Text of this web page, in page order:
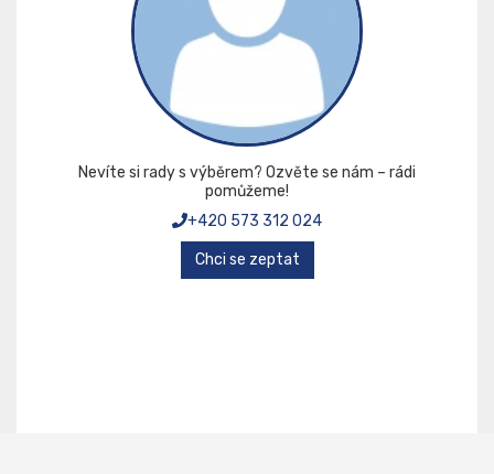
Nevíte si rady s výběrem? Ozvěte se nám – rádi
pomůžeme!
+420 573 312 024
Chci se zeptat